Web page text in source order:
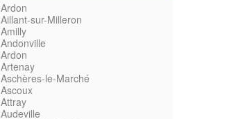
Ardon
Aillant-sur-Milleron
Amilly
Andonville
Ardon
Artenay
Aschères-le-Marché
Ascoux
Attray
Audeville